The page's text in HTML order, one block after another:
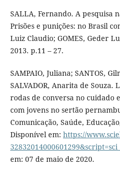
SALLA, Fernando. A pesquisa
Prisões e punições: no Brasil
Luiz Claudio; GOMES, Geder
2013. p.11 – 27.
SAMPAIO, Juliana; SANTOS,
SALVADOR, Anarita de Souza.
rodas de conversa no cuidado
com jovens no sertão
Comunicação, Saúde,
Disponível em: https://
em: 07 de maio de 2020.